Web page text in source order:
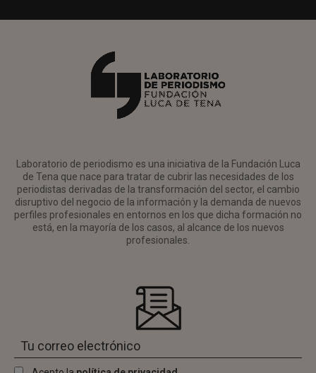
Laboratorio de periodismo es una iniciativa de la Fundación Luca
de Tena que nace para tratar de cubrir las necesidades de los
periodistas derivadas de la transformación del sector, el cambio
disruptivo del negocio de la información y la demanda de nuevos
perfiles profesionales en entornos en los que dicha formación no
está, en la mayoría de los casos, al alcance de los nuevos
profesionales.